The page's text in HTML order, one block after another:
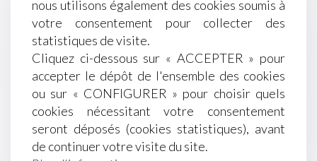
Le plafond de la sécurité sociale 2019 s'élève à 3
377 € par mois
Un salarié qui doit rester joignable en
permanence sur son portable peut-il se
considérer d'astreinte ?
Le survivant, attributaire de toute la
communauté, doit payer le prêt souscrit par son
conjoint
Le lien unissant un chauffeur et Uber reconnu
nous utilisons également des cookies soumis à
votre consentement pour collecter des
statistiques de visite.
Cliquez ci-dessous sur « ACCEPTER » pour
accepter le dépôt de l'ensemble des cookies
ou sur « CONFIGURER » pour choisir quels
cookies nécessitant votre consentement
seront déposés (cookies statistiques), avant
de continuer votre visite du site.